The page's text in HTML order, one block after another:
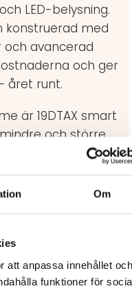
Om
att anpassa innehållet och
funktioner för
LED-belysning.
konstruerad med
avancerad
och ger
året runt.
är 19DTAX smart
och större
för trädgårdar
utan att
ett swimspa –
och